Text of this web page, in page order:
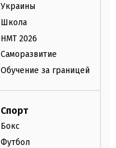
Украины
Школа
НМТ 2026
Саморазвитие
Обучение за границей
Спорт
Бокс
Футбол